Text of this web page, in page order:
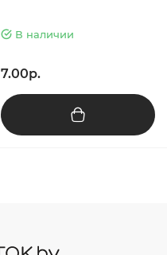
В наличии
7.00р.